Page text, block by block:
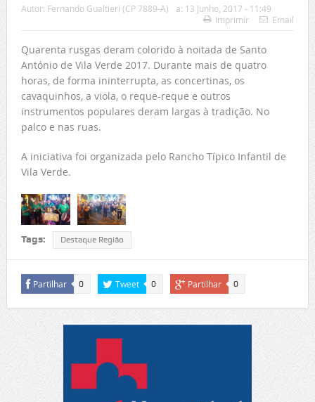
Autor: Fernando Gualtieri (CP 7889-A) a: 13 Junho, 2017 - 11:49
Imprimir
Email
Quarenta rusgas deram colorido à noitada de Santo
António de Vila Verde 2017. Durante mais de quatro
horas, de forma ininterrupta, as concertinas, os
cavaquinhos, a viola, o reque-reque e outros
instrumentos populares deram largas à tradição. No
palco e nas ruas.
A iniciativa foi organizada pelo Rancho Típico Infantil de
Vila Verde.
Tags: Destaque Região
Partilhar 0 Tweet 0 Partilhar 0